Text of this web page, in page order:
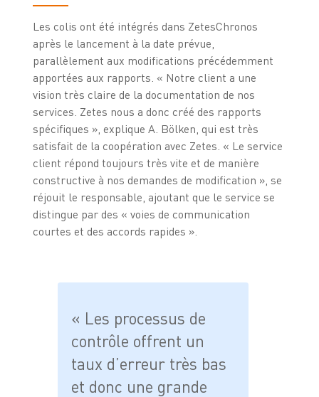
Les colis ont été intégrés dans ZetesChronos
après le lancement à la date prévue,
parallèlement aux modifications précédemment
apportées aux rapports. « Notre client a une
vision très claire de la documentation de nos
services. Zetes nous a donc créé des rapports
spécifiques », explique A. Bölken, qui est très
satisfait de la coopération avec Zetes. « Le service
client répond toujours très vite et de manière
constructive à nos demandes de modification », se
réjouit le responsable, ajoutant que le service se
distingue par des « voies de communication
courtes et des accords rapides ».
« Les processus de
contrôle offrent un
taux d’erreur très bas
et donc une grande